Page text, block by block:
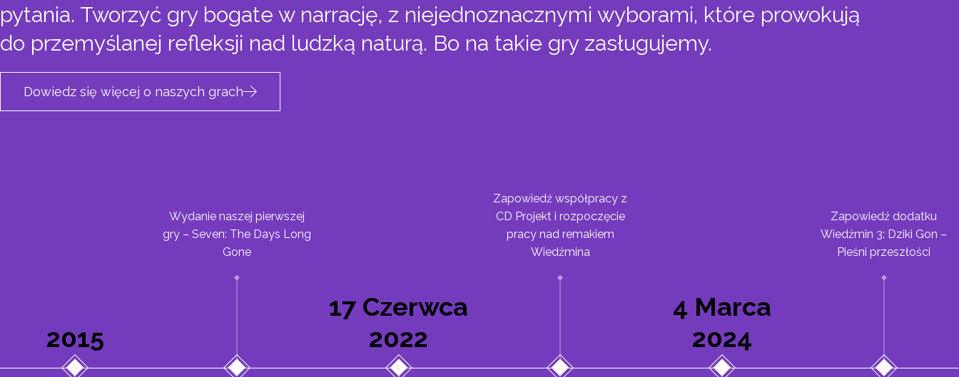
pytania. Tworzyć gry bogate w narrację, z niejednoznacznymi wyborami, które prowokują
do przemyślanej refleksji nad ludzką naturą. Bo na takie gry zasługujemy.
Dowiedz się więcej o naszych grach
2015
Wydanie naszej pierwszej
gry – Seven: The Days Long
Gone
17 Czerwca
2022
Zapowiedź współpracy z
CD Projekt i rozpoczęcie
pracy nad remakiem
Wiedźmina
4 Marca
2024
Zapowiedź dodatku
Wiedźmin 3: Dziki Gon –
Pieśni przeszłości